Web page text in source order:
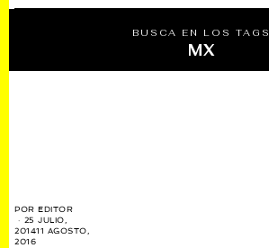
BUSCA EN LOS TAGS
MX
POREDITOR
25 JULIO,
201411 AGOSTO,
2016